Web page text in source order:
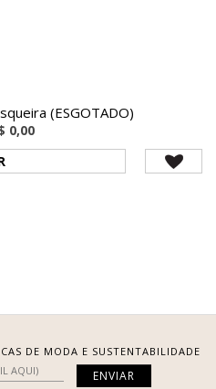
(ESGOTADO)
0,00
DE MODA E SUSTENTABILIDADE